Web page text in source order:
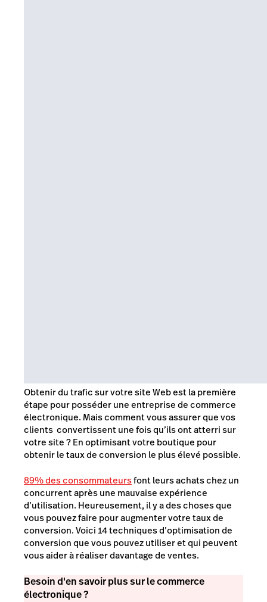
Obtenir du trafic sur votre site Web est la première
étape pour posséder une entreprise de commerce
électronique. Mais comment vous assurer que vos
clients convertissent une fois qu’ils ont atterri sur
votre site ? En optimisant votre boutique pour
obtenir le taux de conversion le plus élevé possible.
89% des consommateursfont leurs achats chez un
concurrent après une mauvaise expérience
d’utilisation. Heureusement, il y a des choses que
vous pouvez faire pour augmenter votre taux de
conversion. Voici 14 techniques d’optimisation de
conversion que vous pouvez utiliser et qui peuvent
vous aider à réaliser davantage de ventes.
Besoin d'en savoir plus sur le commerce
électronique ?